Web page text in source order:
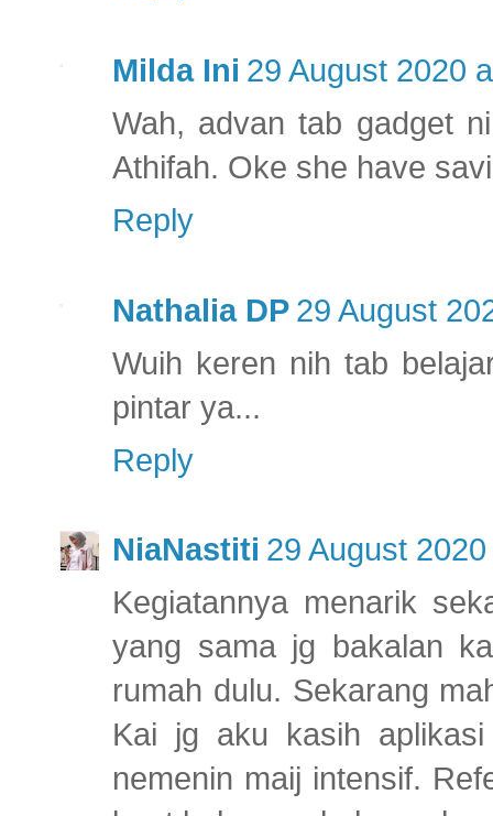
Milda Ini 29 August 2020
Wah, advan tab gadget
Athifah. Oke she have
Reply
Nathalia DP 29 August
Wuih keren nih tab
pintar ya...
Reply
NiaNastiti 29 August
Kegiatannya menarik
yang sama jg bakalan
rumah dulu. Sekarang
Kai jg aku kasih
nemenin maij intensif.